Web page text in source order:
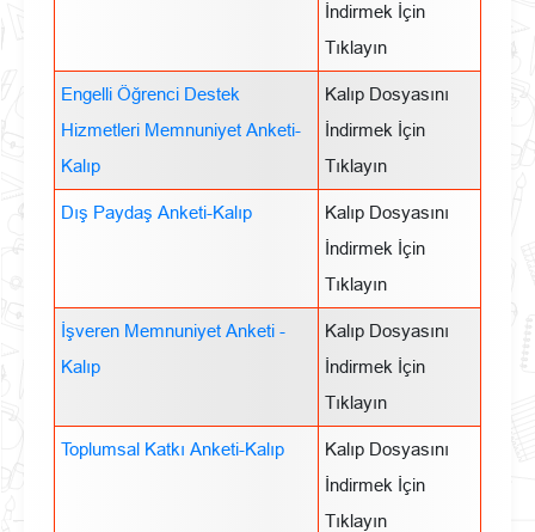
İndirmek İçin
Tıklayın
Engelli Öğrenci Destek
Hizmetleri Memnuniyet Anketi-
Kalıp
Kalıp Dosyasını
İndirmek İçin
Tıklayın
Dış Paydaş Anketi-Kalıp
Kalıp Dosyasını
İndirmek İçin
Tıklayın
İşveren Memnuniyet Anketi -
Kalıp
Kalıp Dosyasını
İndirmek İçin
Tıklayın
Toplumsal Katkı Anketi-Kalıp
Kalıp Dosyasını
İndirmek İçin
Tıklayın